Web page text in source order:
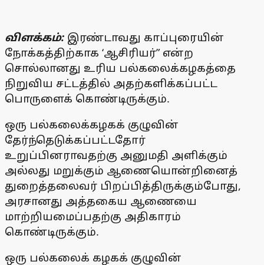
விளக்கம்: இரண்டாவது காப்புரையின்
நோக்கத்திற்காக ‘ஆசிரியர்” என்ற
சொல்லானது உரிய பல்கலைக்கழகத்தை
நிறுவிய சட்டத்தில் அதற்களிக்கப்பட்ட
பொருளைக் கொண்டிருக்கும்.
ஒரு பல்கலைக்கழகக் குழுவின்
தேர்ந்தெடுக்கப்பட்டதோர்
உறுப்பினராவதற்கு அனுமதி அளிக்கும்
அல்லது மறுக்கும் ஆணையொன்றினைத்
துறைத்தலைவர் பிறப்பித்திருக்கும்போது,
அரசானது அத்தகைய ஆணையை
மாற்றியமைப்பதற்கு அதிகாரம்
கொண்டிருக்கும்.
ஒரு பல்கலைக் கழகக் குழுவின்